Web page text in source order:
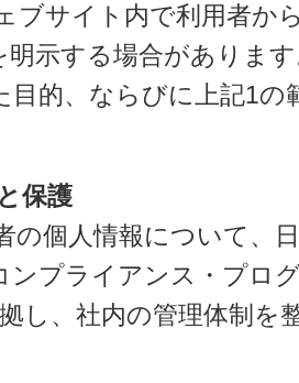
ブサイト内で利用者か
明示する場合がありま
目的、ならびに上記1の
保護
の個人情報について、
ンプライアンス・プロ
し、社内の管理体制を